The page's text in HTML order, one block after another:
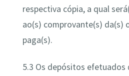
respectiva cópia, a qual
ao(s) comprovante(s) da(s)
paga(s).
5.3 Os depósitos efetuados